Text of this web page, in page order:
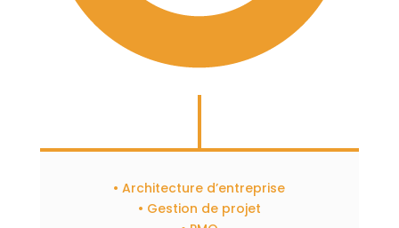
• Architecture d’entreprise
• Gestion de projet